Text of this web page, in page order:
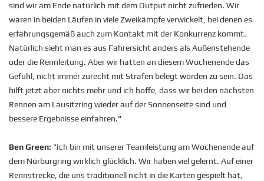
sind wir am Ende natürlich mit dem Output nicht zufrieden. Wir
waren in beiden Läufen in viele Zweikämpfe verwickelt, bei denen es
erfahrungsgemäß auch zum Kontakt mit der Konkurrenz kommt.
Natürlich sieht man es aus Fahrersicht anders als Außenstehende
oder die Rennleitung. Aber wir hatten an diesem Wochenende das
Gefühl, nicht immer zurecht mit Strafen belegt worden zu sein. Das
hilft jetzt aber nichts mehr und ich hoffe, dass wir bei den nächsten
Rennen am Lausitzring wieder auf der Sonnenseite sind und
bessere Ergebnisse einfahren."
Ben Green: "Ich bin mit unserer Teamleistung am Wochenende auf
dem Nürburgring wirklich glücklich. Wir haben viel gelernt. Auf einer
Rennstrecke, die uns traditionell nicht in die Karten gespielt hat,